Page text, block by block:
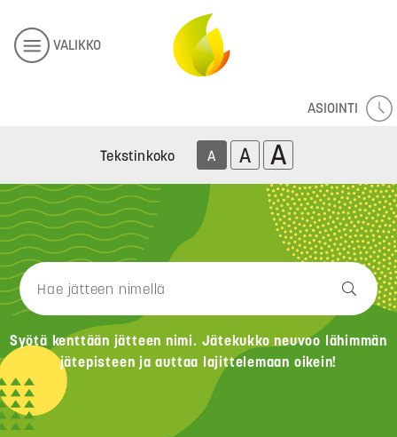
VALIKKO
ASIOINTI
Tekstinkoko A A A
Syötä kenttään jätteen nimi. Jätekukko neuvoo lähimmän
jätepisteen ja auttaa lajittelemaan oikein!